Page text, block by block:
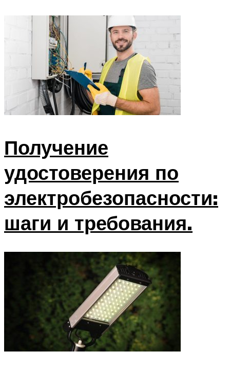
Получение
удостоверения по
электробезопасности:
шаги и требования.